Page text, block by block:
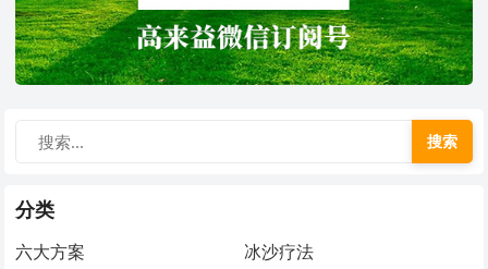
搜索
分类
六大方案 冰沙疗法